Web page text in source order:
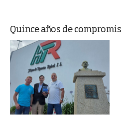
Quince años de